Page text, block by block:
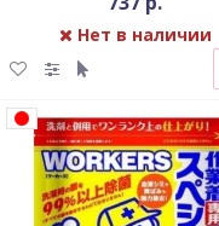
Сакура 850 гр
Нет в наличии